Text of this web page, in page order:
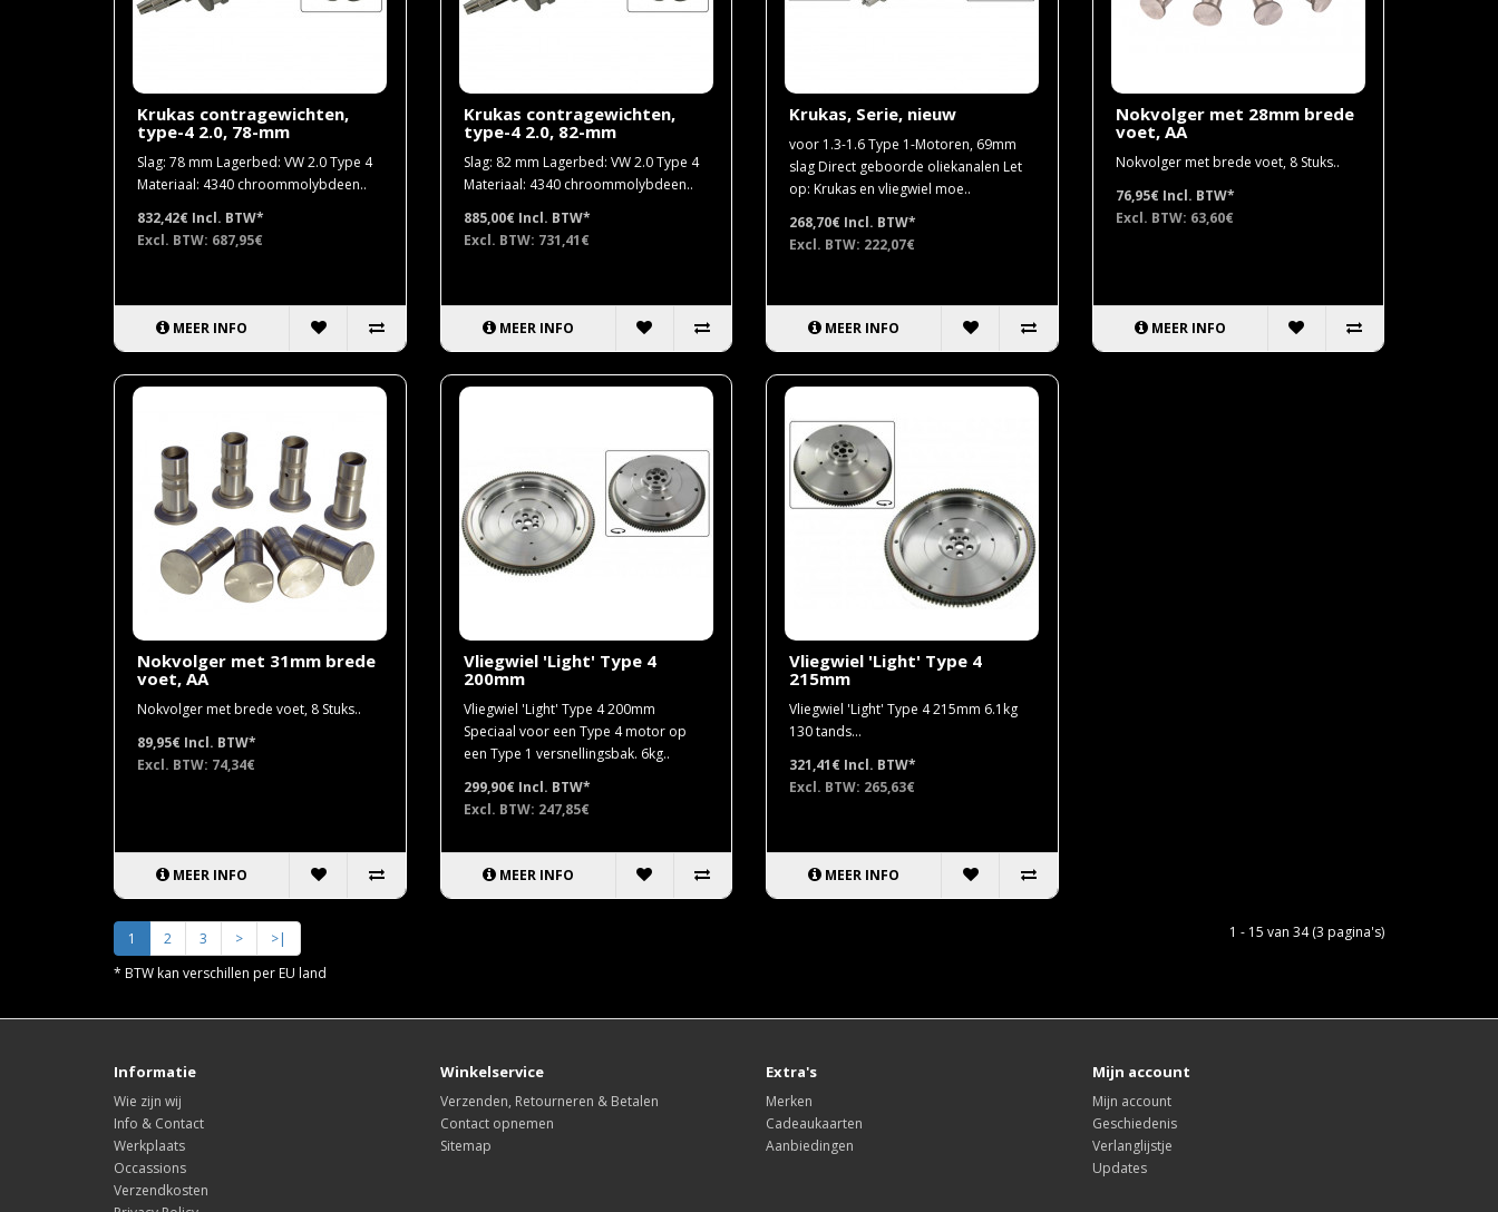
Krukas contragewichten,
type-4 2.0, 78-mm
Slag: 78 mm Lagerbed: VW 2.0 Type 4
Materiaal: 4340 chroommolybdeen..
832,42€ Incl. BTW*
Excl. BTW: 687,95€
MEER INFO
Krukas contragewichten,
type-4 2.0, 82-mm
Slag: 82 mm Lagerbed: VW 2.0 Type 4
Materiaal: 4340 chroommolybdeen..
885,00€ Incl. BTW*
Excl. BTW: 731,41€
MEER INFO
Krukas, Serie, nieuw
voor 1.3-1.6 Type 1-Motoren, 69mm
slag Direct geboorde oliekanalen Let
op: Krukas en vliegwiel moe..
268,70€ Incl. BTW*
Excl. BTW: 222,07€
MEER INFO
Nokvolger met 28mm brede
voet, AA
Nokvolger met brede voet, 8 Stuks..
76,95€ Incl. BTW*
Excl. BTW: 63,60€
MEER INFO
Nokvolger met 31mm brede
voet, AA
Nokvolger met brede voet, 8 Stuks..
89,95€ Incl. BTW*
Excl. BTW: 74,34€
MEER INFO
Vliegwiel 'Light' Type 4
200mm
Vliegwiel 'Light' Type 4 200mm
Speciaal voor een Type 4 motor op
een Type 1 versnellingsbak. 6kg..
299,90€ Incl. BTW*
Excl. BTW: 247,85€
MEER INFO
Vliegwiel 'Light' Type 4
215mm
Vliegwiel 'Light' Type 4 215mm 6.1kg
130 tands...
321,41€ Incl. BTW*
Excl. BTW: 265,63€
MEER INFO
1 2 3 > >| 1 - 15 van 34 (3 pagina's)
* BTW kan verschillen per EU land
Informatie
Wie zijn wij
Info & Contact
Werkplaats
Occassions
Verzendkosten
Winkelservice
Verzenden, Retourneren & Betalen
Contact opnemen
Sitemap
Extra's
Merken
Cadeaukaarten
Aanbiedingen
Mijn account
Mijn account
Geschiedenis
Verlanglijstje
Updates